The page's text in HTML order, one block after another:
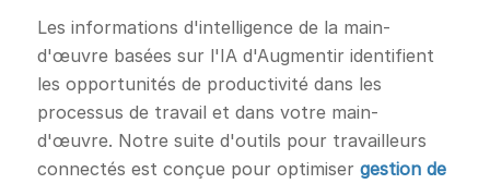
Les informations d'intelligence de la main-
d'œuvre basées sur l'IA d'Augmentir identifient
les opportunités de productivité dans les
processus de travail et dans votre main-
d'œuvre. Notre suite d'outils pour travailleurs
connectés est conçue pour optimiser gestion de